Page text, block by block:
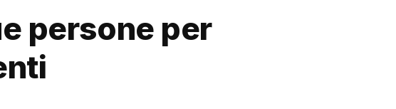
persone per